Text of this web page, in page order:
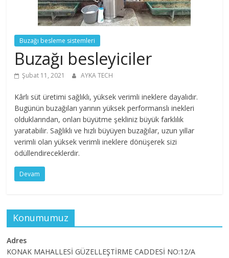
Buzağı besleme sistemleri
Buzağı besleyiciler
Şubat 11, 2021 AYKA TECH
Kârlı süt üretimi sağlıklı, yüksek verimli ineklere dayalıdır.
Bugünün buzağıları yarının yüksek performanslı inekleri
olduklarından, onları büyütme şekliniz büyük farklılık
yaratabilir. Sağlıklı ve hızlı büyüyen buzağılar, uzun yıllar
verimli olan yüksek verimli ineklere dönüşerek sizi
ödüllendireceklerdir.
Devam
Konumumuz
Adres
KONAK MAHALLESİ GÜZELLEŞTİRME CADDESİ NO:12/A